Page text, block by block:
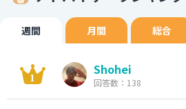
週間 月間 総合
Shohei
回答数：138